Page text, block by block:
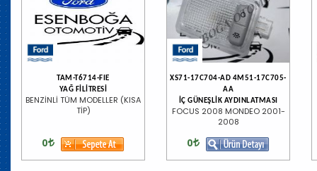
TAM-T6714-FIE
YAĞ FİLİTRESİ
BENZİNLİ TÜM MODELLER (KISA
TİP)
0
XS71-17C704-AD 4M51-17C705-
AA
İÇ GÜNEŞLİK AYDINLATMASI
FOCUS 2008 MONDEO 2001-
2008
0